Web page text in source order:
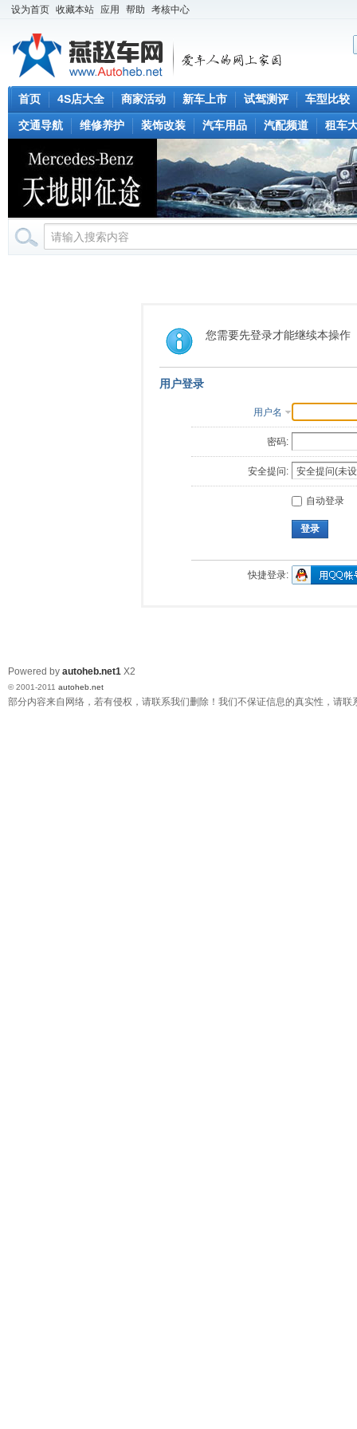
设为首页 收藏本站 应用 帮助 考核中心
首页 4S店大全 商家活动 新车上市 试驾测评 车型比较
交通导航 维修养护 装饰改装 汽车用品 汽配频道 租车
您需要先登录才能继续本操作
用户登录
用户名
密码:
安全提问:
自动登录
登录
快捷登录:
Powered by autoheb.net1 X2
© 2001-2011 autoheb.net
部分内容来自网络，若有侵权，请联系我们删除！我们不保证信息的真实性，请联